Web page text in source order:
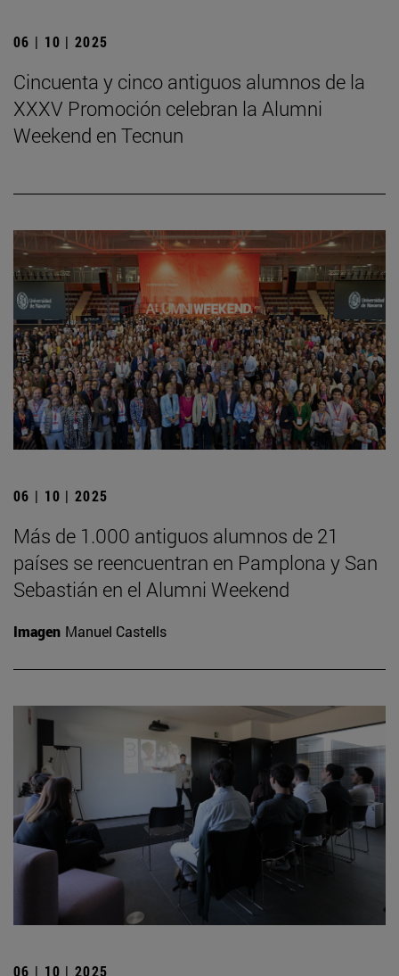
06 | 10 | 2025
Cincuenta y cinco antiguos alumnos de la
XXXV Promoción celebran la Alumni
Weekend en Tecnun
06 | 10 | 2025
Más de 1.000 antiguos alumnos de 21
países se reencuentran en Pamplona y San
Sebastián en el Alumni Weekend
Imagen Manuel Castells
06 | 10 | 2025